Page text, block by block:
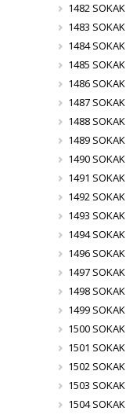
1482 SOKAK
1483 SOKAK
1484 SOKAK
1485 SOKAK
1486 SOKAK
1487 SOKAK
1488 SOKAK
1489 SOKAK
1490 SOKAK
1491 SOKAK
1492 SOKAK
1493 SOKAK
1494 SOKAK
1496 SOKAK
1497 SOKAK
1498 SOKAK
1499 SOKAK
1500 SOKAK
1501 SOKAK
1502 SOKAK
1503 SOKAK
1504 SOKAK